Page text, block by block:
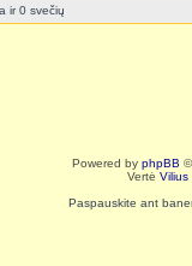
ir 0 svečių
Powered by phpBB
Vertė Vilius
Paspauskite ant